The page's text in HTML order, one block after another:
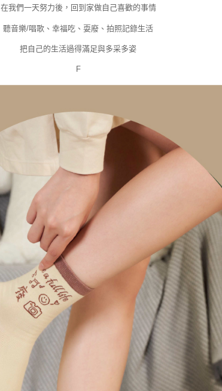
在我們一天努力後，回到家做自己喜歡的事情
聽音樂/唱歌、幸福吃、耍廢、拍照記錄生活
把自己的生活過得滿足與多采多姿
F